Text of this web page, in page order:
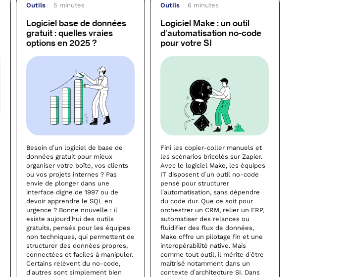
Outils 5 minutes
Logiciel base de données
gratuit : quelles vraies
options en 2025 ?
Besoin d’un logiciel de base de
données gratuit pour mieux
organiser votre boîte, vos clients
ou vos projets internes ? Pas
envie de plonger dans une
interface digne de 1997 ou de
devoir apprendre le SQL en
urgence ? Bonne nouvelle : il
existe aujourd’hui des outils
gratuits, pensés pour les équipes
non techniques, qui permettent de
structurer des données propres,
connectées et faciles à manipuler.
Certains relèvent du no-code,
d’autres sont simplement bien
Outils 6 minutes
Logiciel Make : un outil
d’automatisation no-code
pour votre SI
Fini les copier-coller manuels et
les scénarios bricolés sur Zapier.
Avec le logiciel Make, les équipes
IT disposent d’un outil no-code
pensé pour structurer
l’automatisation, sans dépendre
du code dur. Que ce soit pour
orchestrer un CRM, relier un ERP,
automatiser des relances ou
fluidifier des flux de données,
Make offre un pilotage fin et une
interopérabilité native. Mais
comme tout outil, il mérite d’être
maîtrisé notamment dans un
contexte d’architecture SI. Dans